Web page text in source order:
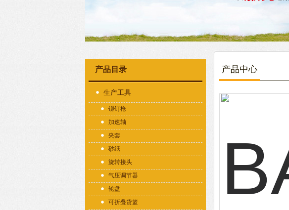
产品目录
生产工具
铆钉枪
加速轴
夹套
砂纸
旋转接头
气压调节器
轮盘
可折叠货篮
产品中心